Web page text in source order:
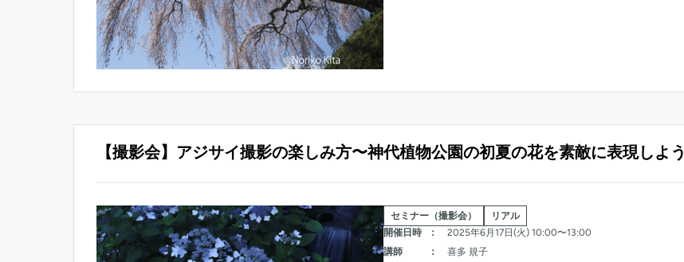
【撮影会】アジサイ撮影の楽しみ方〜神代植物公園の初夏の花を素敵に表現しよう
セミナー（撮影会）
リアル
開催日時
：
2025年6月17日(火) 10:00〜13:00
講師
：
喜多 規子